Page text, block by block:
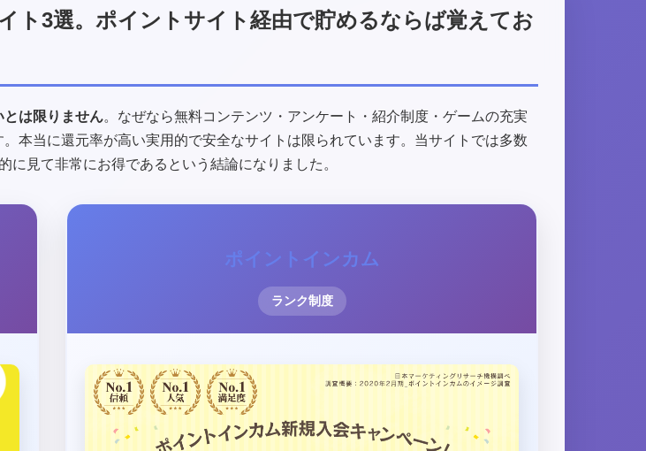
ト3選。ポイントサイト経由で貯めるならば覚えてお
は限りません。なぜなら無料コンテンツ・アンケート・紹介制度・ゲームの充実
本当に還元率が高い実用的で安全なサイトは限られています。当サイトでは多数
見て非常にお得であるという結論になりました。
ポイントインカム
ランク制度